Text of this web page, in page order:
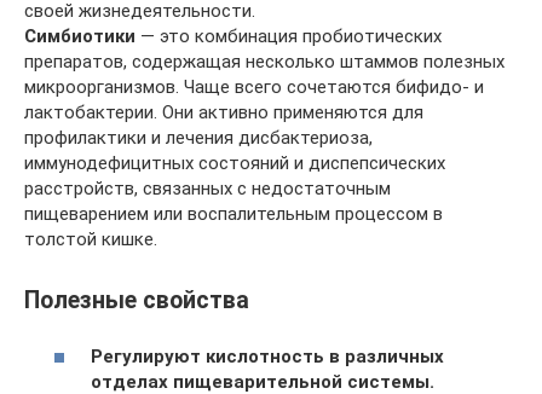
своей жизнедеятельности.
Симбиотики — это комбинация пробиотических
препаратов, содержащая несколько штаммов полезных
микроорганизмов. Чаще всего сочетаются бифидо- и
лактобактерии. Они активно применяются для
профилактики и лечения дисбактериоза,
иммунодефицитных состояний и диспепсических
расстройств, связанных с недостаточным
пищеварением или воспалительным процессом в
толстой кишке.
Полезные свойства
Регулируют кислотность в различных
отделах пищеварительной системы.